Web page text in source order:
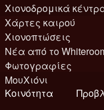
Χιονοδρομικά
Χάρτες καιρού
Χιονοπτώσεις
Νέα από το
Φωτογραφίες
ΜουΧιόνι
Κοινότητα